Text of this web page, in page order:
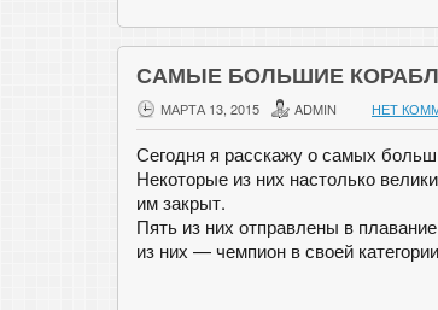
САМЫЕ БОЛЬШИЕ
МАРТА 13, 2015 ADMIN НЕТ
Сегодня я расскажу о самых
Некоторые из них настолько
им закрыт.
Пять из них отправлены в
из них — чемпион в своей